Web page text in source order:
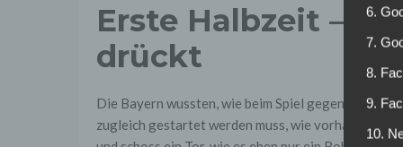
Erste Halbzeit –
drückt
Die Bayern wussten, wie beim Spiel gegen RB
zugleich gestartet werden muss, wie vorhanden.
6.
7.
8.
9.
10.